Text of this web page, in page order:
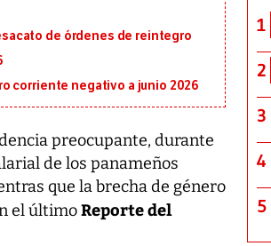
de órdenes de reintegro
corriente negativo a junio 2026
preocupante, durante
de los panameños
que la brecha de género
el últimoReporte del
1
2
3
4
5